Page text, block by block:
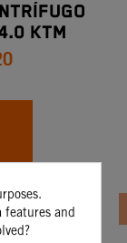
KTM
features and